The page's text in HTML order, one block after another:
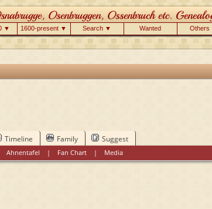
▼ 1600-present ▼ Search ▼ Wanted Others
Timeline Family Suggest
Ahnentafel | Fan Chart | Media